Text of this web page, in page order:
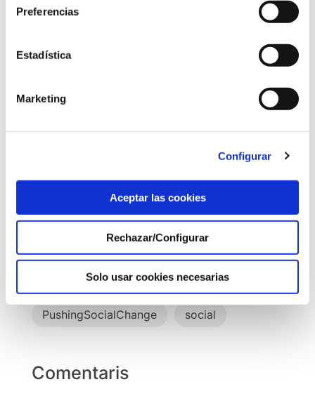
Preferencias
Estadística
Marketing
Configurar
Aceptar las cookies
Rechazar/Configurar
Solo usar cookies necesarias
segona, entre les dones. Cada dia moren 28
l’any.
Gràcies
companys i les companyes que han decidit
compromís social
compromiso social
donacions
Open
PushingSocialChange
social
Comentaris